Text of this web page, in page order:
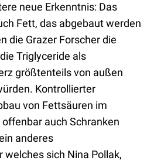
neue Erkenntnis: Das
Fett, das abgebaut werden
die Grazer Forscher die
Triglyceride als
größtenteils von außen
Kontrollierter
von Fettsäuren im
auch Schranken
anderes
welches sich Nina Pollak,